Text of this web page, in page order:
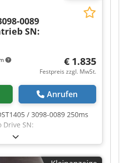
0089
SN:
€ 1.835
Festpreis zzgl. MwSt.
Anrufen
/ 3098-0089 250ms
Drive SN:
in geöffneter
100% funktionsfähig,
Dksdpfx Ajzr Tc Tofror